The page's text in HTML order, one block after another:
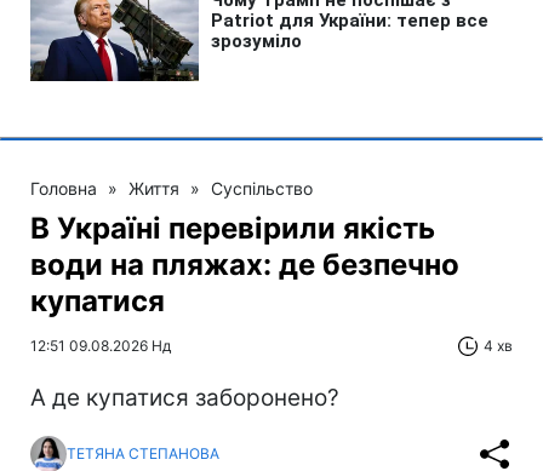
Головна » Життя » Суспільство
В Україні перевірили якість
води на пляжах: де безпечно
купатися
12:51 09.08.2026 Нд 4 хв
А де купатися заборонено?
ТЕТЯНА СТЕПАНОВА